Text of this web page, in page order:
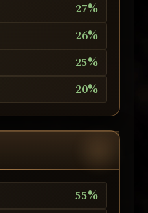
27%
26%
25%
20%
55%